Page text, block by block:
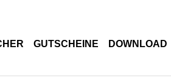
GUTSCHEINE DOWNLOAD